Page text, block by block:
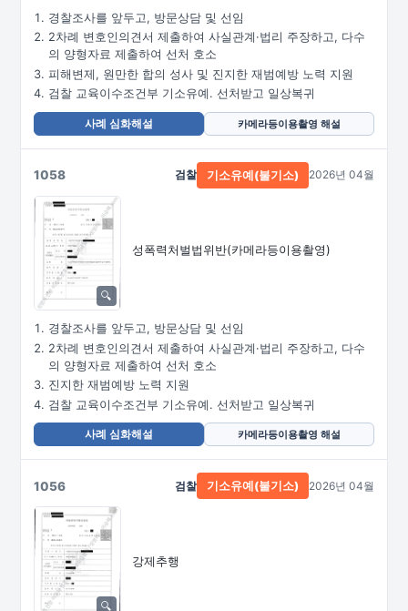
경찰조사를 앞두고, 방문상담 및 선임
2차례 변호인의견서 제출하여 사실관계·법리 주장하고, 다수
의 양형자료 제출하여 선처 호소
피해변제, 원만한 합의 성사 및 진지한 재범예방 노력 지원
검찰 교육이수조건부 기소유예. 선처받고 일상복귀
사례 심화해설 카메라등이용촬영 해설
1058
성폭력처벌법위반(카메라등이용촬영)
검찰 기소유예(불기소) 2026년 04월
경찰조사를 앞두고, 방문상담 및 선임
2차례 변호인의견서 제출하여 사실관계·법리 주장하고, 다수
의 양형자료 제출하여 선처 호소
진지한 재범예방 노력 지원
검찰 교육이수조건부 기소유예. 선처받고 일상복귀
사례 심화해설 카메라등이용촬영 해설
1056
강제추행
검찰 기소유예(불기소) 2026년 04월